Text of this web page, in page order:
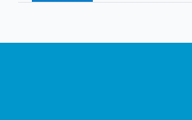
klinis di praktik kedokteran